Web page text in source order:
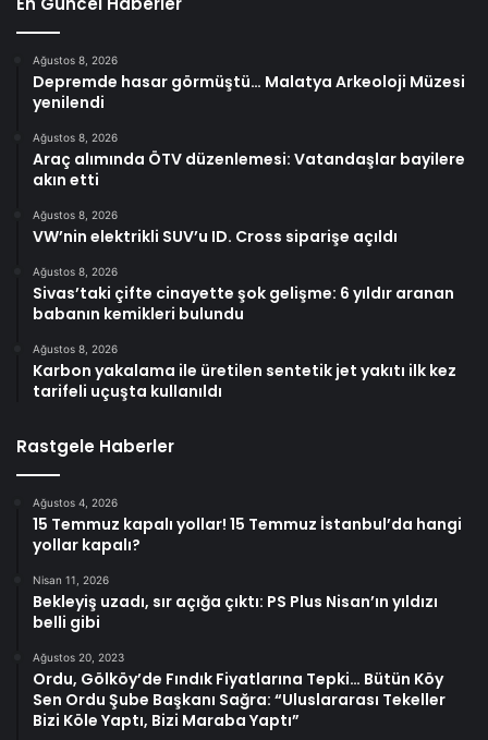
Ağustos 8, 2026
Depremde hasar görmüştü… Malatya Arkeoloji Müzesi
yenilendi
Ağustos 8, 2026
Araç alımında ÖTV düzenlemesi: Vatandaşlar bayilere
akın etti
Ağustos 8, 2026
VW’nin elektrikli SUV’u ID. Cross siparişe açıldı
Ağustos 8, 2026
Sivas’taki çifte cinayette şok gelişme: 6 yıldır aranan
babanın kemikleri bulundu
Ağustos 8, 2026
Karbon yakalama ile üretilen sentetik jet yakıtı ilk kez
tarifeli uçuşta kullanıldı
Rastgele Haberler
Ağustos 4, 2026
15 Temmuz kapalı yollar! 15 Temmuz İstanbul’da hangi
yollar kapalı?
Nisan 11, 2026
Bekleyiş uzadı, sır açığa çıktı: PS Plus Nisan’ın yıldızı
belli gibi
Ağustos 20, 2023
Ordu, Gölköy’de Fındık Fiyatlarına Tepki… Bütün Köy
Sen Ordu Şube Başkanı Sağra: “Uluslararası Tekeller
Bizi Köle Yaptı, Bizi Maraba Yaptı”